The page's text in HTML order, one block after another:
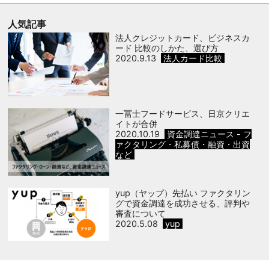
人気記事
法人クレジットカード、ビジネスカ
ード 比較のしかた、選び方
2020.9.13
法人カード比較
一冨士フードサービス、日京クリエ
イトが合併
2020.10.19
資金調達ニュース - フ
ァクタリング・私募債・融資・出資
など
yup（ヤップ）先払い ファクタリン
グで資金調達を成功させる、評判や
審査について
2020.5.08
yup